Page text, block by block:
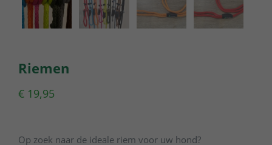
Webshop
Mijn Account
Riemen
€ 19,95
Op zoek naar de ideale riem voor uw hond?